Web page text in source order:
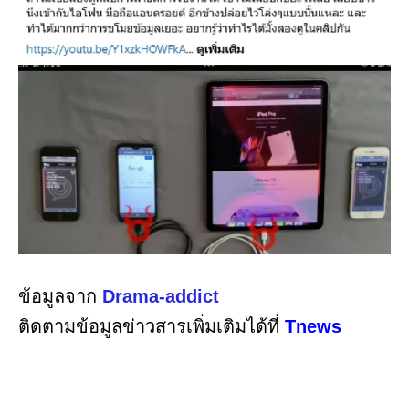
ข้อมูลจาก Drama-addict
ติดตามข้อมูลข่าวสารเพิ่มเติมได้ที่ Tnews